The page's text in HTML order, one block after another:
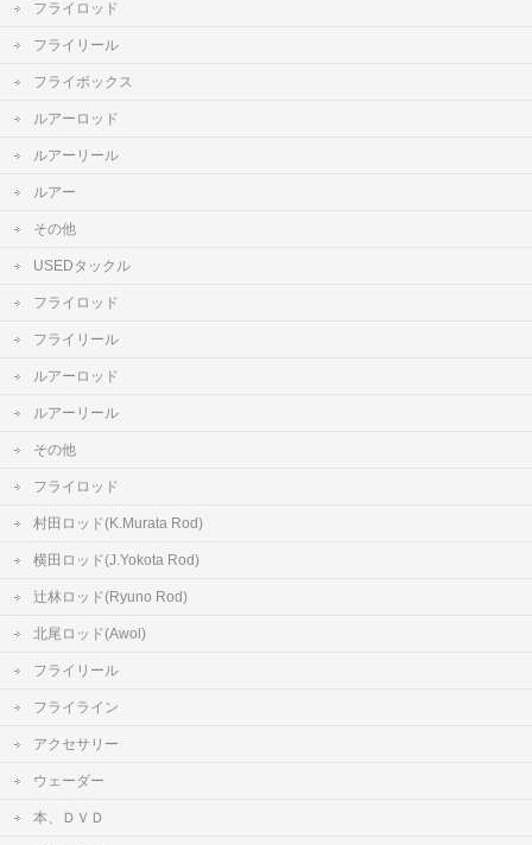
フライロッド
フライリール
フライボックス
ルアーロッド
ルアーリール
ルアー
その他
USEDタックル
フライロッド
フライリール
ルアーロッド
ルアーリール
その他
フライロッド
村田ロッド(K.Murata Rod)
横田ロッド(J.Yokota Rod)
辻林ロッド(Ryuno Rod)
北尾ロッド(Awol)
フライリール
フライライン
アクセサリー
ウェーダー
本、ＤＶＤ